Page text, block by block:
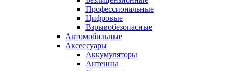
Профессиональные
Цифровые
Взрывобезопасные
Автомобильные
Аксессуары
Аккумуляторы
Антенны